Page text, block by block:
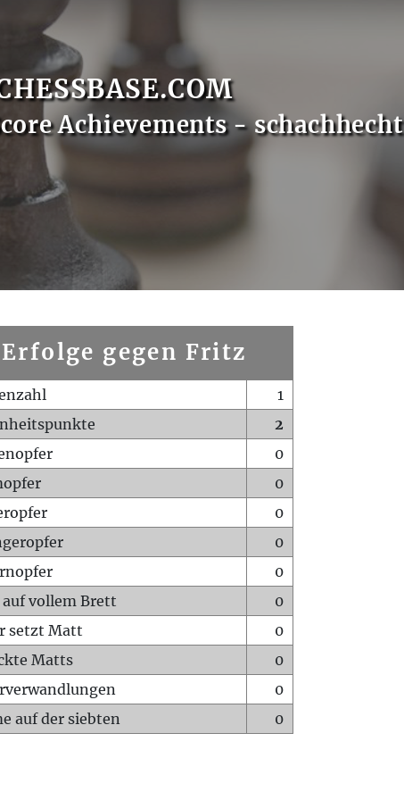
Achievements - schachhecht
Erfolge gegen Fritz
1
2
0
0
0
0
0
vollem Brett
0
setzt Matt
0
Matts
0
0
auf der siebten
0